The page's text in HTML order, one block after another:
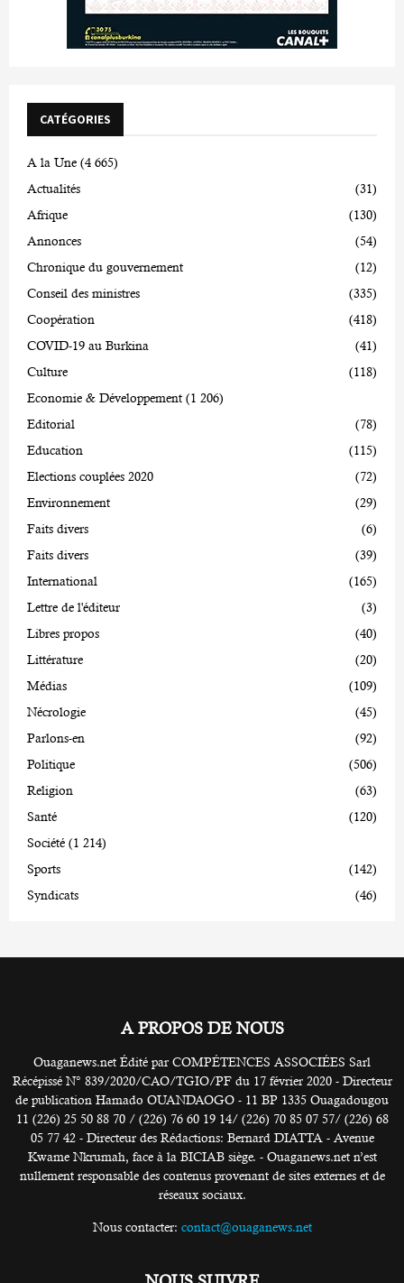
CATÉGORIES
A la Une (4 665)
Actualités
(31)
Afrique
(130)
Annonces
(54)
Chronique du gouvernement
(12)
Conseil des ministres
(335)
Coopération
(418)
COVID-19 au Burkina
(41)
Culture
(118)
Economie & Développement (1 206)
Editorial
(78)
Education
(115)
Elections couplées 2020
(72)
Environnement
(29)
Faits divers
(6)
Faits divers
(39)
International
(165)
Lettre de l'éditeur
(3)
Libres propos
(40)
Littérature
(20)
Médias
(109)
Nécrologie
(45)
Parlons-en
(92)
Politique
(506)
Religion
(63)
Santé
(120)
Société (1 214)
Sports
(142)
Syndicats
(46)
A PROPOS DE NOUS
Ouaganews.net Édité par COMPÉTENCES ASSOCIÉES Sarl
Récépissé N° 839/2020/CAO/TGIO/PF du 17 février 2020 - Directeur
de publication Hamado OUANDAOGO - 11 BP 1335 Ouagadougou
11 (226) 25 50 88 70 / (226) 76 60 19 14/ (226) 70 85 07 57/ (226) 68
05 77 42 - Directeur des Rédactions: Bernard DIATTA - Avenue
Kwame Nkrumah, face à la BICIAB siège. - Ouaganews.net n’est
nullement responsable des contenus provenant de sites externes et de
réseaux sociaux.
Nous contacter: contact@ouaganews.net